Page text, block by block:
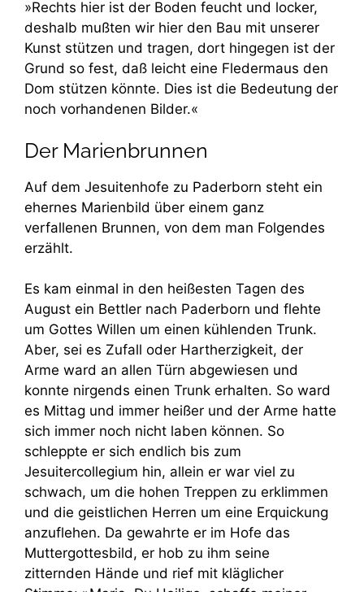
»Rechts hier ist der Boden feucht und locker,
deshalb mußten wir hier den Bau mit unserer
Kunst stützen und tragen, dort hingegen ist der
Grund so fest, daß leicht eine Fledermaus den
Dom stützen könnte. Dies ist die Bedeutung der
noch vorhandenen Bilder.«
Der Marienbrunnen
Auf dem Jesuitenhofe zu Paderborn steht ein
ehernes Marienbild über einem ganz
verfallenen Brunnen, von dem man Folgendes
erzählt.
Es kam einmal in den heißesten Tagen des
August ein Bettler nach Paderborn und flehte
um Gottes Willen um einen kühlenden Trunk.
Aber, sei es Zufall oder Hartherzigkeit, der
Arme ward an allen Türn abgewiesen und
konnte nirgends einen Trunk erhalten. So ward
es Mittag und immer heißer und der Arme hatte
sich immer noch nicht laben können. So
schleppte er sich endlich bis zum
Jesuitercollegium hin, allein er war viel zu
schwach, um die hohen Treppen zu erklimmen
und die geistlichen Herren um eine Erquickung
anzuflehen. Da gewahrte er im Hofe das
Muttergottesbild, er hob zu ihm seine
zitternden Hände und rief mit kläglicher